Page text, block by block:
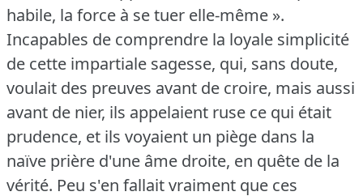
habile, la force à se tuer elle-même ».
Incapables de comprendre la loyale simplicité
de cette impartiale sagesse, qui, sans doute,
voulait des preuves avant de croire, mais aussi
avant de nier, ils appelaient ruse ce qui était
prudence, et ils voyaient un piège dans la
naïve prière d'une âme droite, en quête de la
vérité. Peu s'en fallait vraiment que ces